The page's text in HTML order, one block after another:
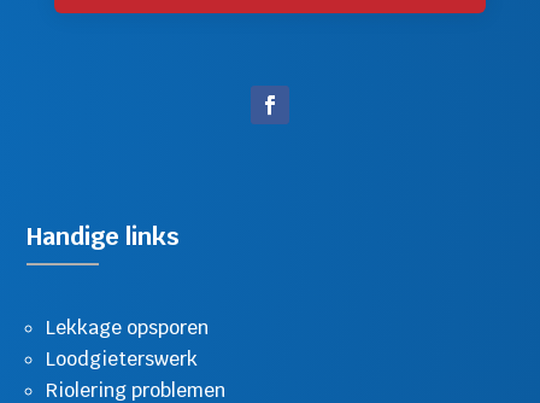
Handige links
Lekkage opsporen
Loodgieterswerk
Riolering problemen